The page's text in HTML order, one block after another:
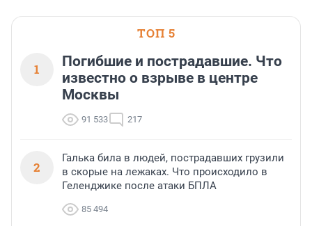
ТОП 5
1
Погибшие и пострадавшие. Что
известно о взрыве в центре
Москвы
91 533 217
2
Галька била в людей, пострадавших грузили
в скорые на лежаках. Что происходило в
Геленджике после атаки БПЛА
85 494